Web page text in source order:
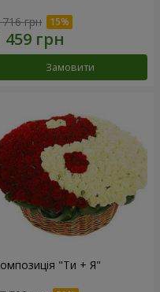
грн
Замовити
"Ти + Я"